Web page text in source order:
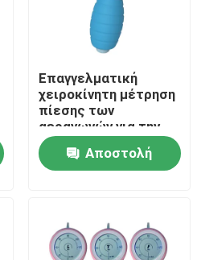
Επαγγελματική
χειροκίνητη μέτρηση
πίεσης των
αεραγωγών για την
ETT LMA 0-
120CMH2OΑποστολή